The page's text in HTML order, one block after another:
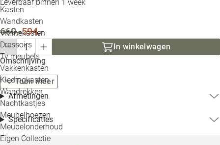
Kasten
Wandkasten
Vitrinekasten
Dressoirs
Tv meubels
Vakkenkasten
Kledingkasten
Wandrekken
Nachtkastjes
Meubelhoezen
Meubelonderhoud
Eigen Collectie
Leverbaar binnen 1 week
660,-594,-
In winkelwagen
Omschrijving
Toon meer
Afmetingen
Specificaties